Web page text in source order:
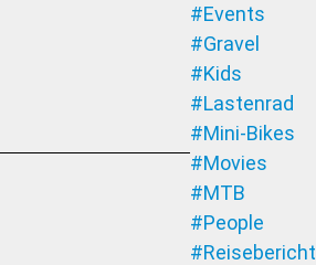
#Events
#Gravel
#Kids
#Lastenrad
#Mini-Bikes
#Movies
#MTB
#People
#Reisebericht